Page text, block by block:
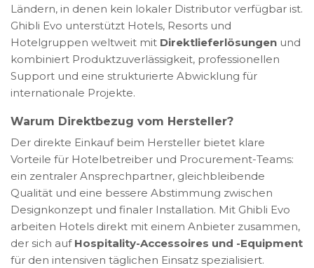
Ländern, in denen kein lokaler Distributor verfügbar ist.
Ghibli Evo unterstützt Hotels, Resorts und
Hotelgruppen weltweit mit Direktlieferlösungen und
kombiniert Produktzuverlässigkeit, professionellen
Support und eine strukturierte Abwicklung für
internationale Projekte.
Warum Direktbezug vom Hersteller?
Der direkte Einkauf beim Hersteller bietet klare
Vorteile für Hotelbetreiber und Procurement-Teams:
ein zentraler Ansprechpartner, gleichbleibende
Qualität und eine bessere Abstimmung zwischen
Designkonzept und finaler Installation. Mit Ghibli Evo
arbeiten Hotels direkt mit einem Anbieter zusammen,
der sich auf Hospitality-Accessoires und -Equipment
für den intensiven täglichen Einsatz spezialisiert.